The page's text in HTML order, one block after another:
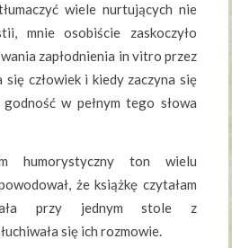
wiele nurtujących nie
mnie osobiście zaskoczyło
zapłodnienia in vitro przez
się człowiek i kiedy zaczyna się
w pełnym tego słowa
humorystyczny ton wielu
że książkę czytałam
przy jednym stole z
się ich rozmowie.